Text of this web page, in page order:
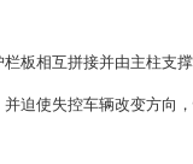
相互拼接并由主柱支撑
使失控车辆改变方向